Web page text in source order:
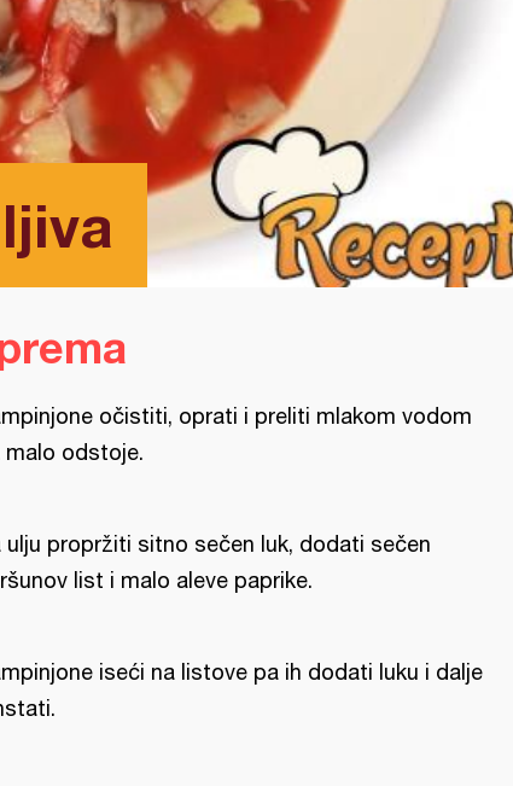
očistiti, oprati i preliti mlakom vodom
malo odstoje.
ulju propržiti sitno sečen luk, dodati sečen
list i malo aleve paprike.
iseći na listove pa ih dodati luku i dalje